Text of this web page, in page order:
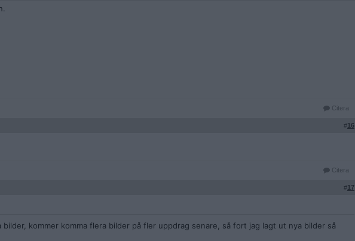
Citera
#16
Citera
#17
bilder, kommer komma flera bilder på fler uppdrag senare, så fort jag lagt ut nya bilder så